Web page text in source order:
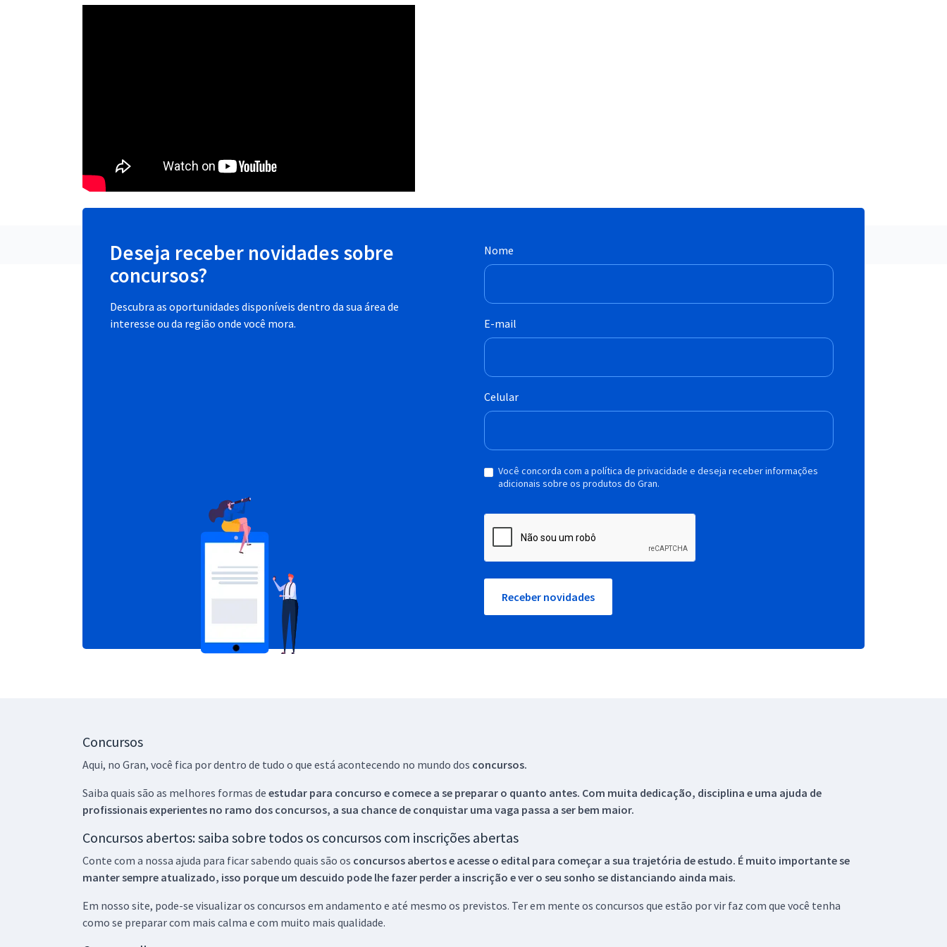
Deseja receber novidades sobre
concursos?
Descubra as oportunidades disponíveis dentro da sua área de
interesse ou da região onde você mora.
Nome
E-mail
Celular
Você concorda com a política de privacidade e deseja receber informações
adicionais sobre os produtos do Gran.
Receber novidades
Concursos
Aqui, no Gran, você fica por dentro de tudo o que está acontecendo no mundo dos concursos.
Saiba quais são as melhores formas de estudar para concurso e comece a se preparar o quanto antes. Com muita dedicação, disciplina e uma ajuda de
profissionais experientes no ramo dos concursos, a sua chance de conquistar uma vaga passa a ser bem maior.
Concursos abertos: saiba sobre todos os concursos com inscrições abertas
Conte com a nossa ajuda para ficar sabendo quais são os concursos abertos e acesse o edital para começar a sua trajetória de estudo. É muito importante se
manter sempre atualizado, isso porque um descuido pode lhe fazer perder a inscrição e ver o seu sonho se distanciando ainda mais.
Em nosso site, pode-se visualizar os concursos em andamento e até mesmo os previstos. Ter em mente os concursos que estão por vir faz com que você tenha
como se preparar com mais calma e com muito mais qualidade.